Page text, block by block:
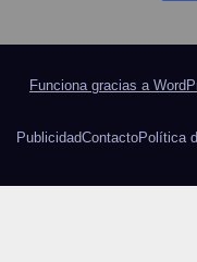
Funciona gracias a
PublicidadContactoPolítica